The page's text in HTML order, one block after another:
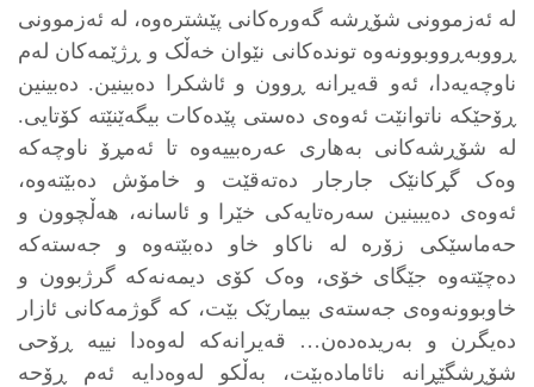
لە ئەزموونی شۆڕشە گەورەکانی پێشترەوە، لە ئەزموونی
ڕووبەڕووبوونەوە توندەکانی نێوان خەڵک و ڕژێمەکان لەم
ناوچەیەدا، ئەو قەیرانە ڕوون و ئاشکرا دەبینین. دەبینین
ڕۆحێکە ناتوانێت ئەوەی دەستی پێدەکات بیگەێنێتە کۆتایی.
لە شۆڕشەکانی بەهاری عەرەبییەوە تا ئەمڕۆ ناوچەکە
وەک گڕکانێک جارجار دەتەقێت و خامۆش دەبێتەوە،
ئەوەی دەیبینین سەرەتایەکی خێرا و ئاسانە، هەڵچوون و
حەماسێکی زۆرە لە ناکاو خاو دەبێتەوە و جەستەکە
دەچێتەوە جێگای خۆی، وەک کۆی دیمەنەکە گرژبوون و
خاوبوونەوەی جەستەی بیمارێک بێت، کە گوژمەکانی ئازار
دەیگرن و بەریدەدەن… قەیرانەکە لەوەدا نییە ڕۆحی
شۆڕشگێڕانە نائامادەبێت، بەڵکو لەوەدایە ئەم ڕۆحە